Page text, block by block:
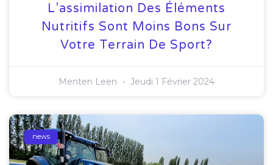
L’assimilation Des Éléments
Nutritifs Sont Moins Bons Sur
Votre Terrain De Sport?
Menten Leen Jeudi 1 Février 2024
news